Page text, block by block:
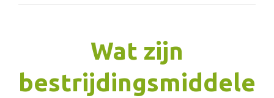
Wat zijn
bestrijdingsmiddele